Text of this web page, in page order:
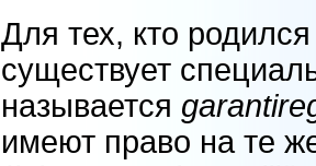
Для тех, кто
существует
называется
имеют право на те